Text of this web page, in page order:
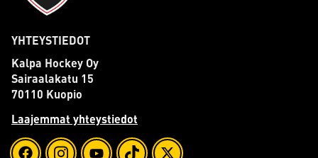
YHTEYSTIEDOT
Kalpa Hockey Oy
Sairaalakatu 15
70110 Kuopio
Laajemmat yhteystiedot